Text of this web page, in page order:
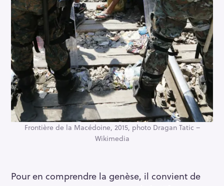
Frontière de la Macédoine, 2015, photo Dragan Tatic –
Wikimedia
Pour en comprendre la genèse, il convient de